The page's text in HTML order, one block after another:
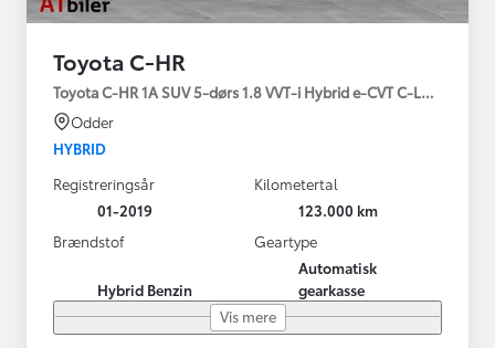
Toyota C-HR
Toyota C-HR 1A SUV 5-dørs 1.8 VVT-i Hybrid e-CVT C-LUB -
Odder
HYBRID
Registreringsår
01-2019
Kilometertal
123.000 km
Brændstof
Hybrid Benzin
Geartype
Automatisk
gearkasse
Vis mere